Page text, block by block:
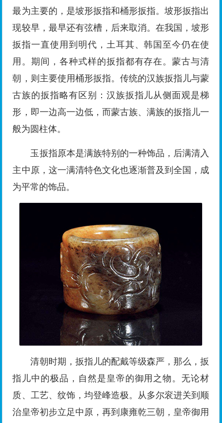
最为主要的，是坡形扳指和桶形扳指。坡形扳指出
现较早，最早还有弦槽，后来取消。在我国，坡形
扳指一直使用到明代，土耳其、韩国至今仍在使
用。期间，各种式样的扳指都有存在。蒙古与清
朝，则主要使用桶形扳指。传统的汉族扳指儿与蒙
古族的扳指略有区别：汉族扳指儿从侧面观是梯
形，即一边高一边低，而蒙古族、满族的扳指儿一
般为圆柱体。
玉扳指原本是满族特别的一种饰品，后满清入
主中原，这一满清特色文化也逐渐普及到全国，成
为平常的饰品。
清朝时期，扳指儿的配戴等级森严，那么，扳
指儿中的极品，自然是皇帝的御用之物。无论材
质、工艺、纹饰，均登峰造极。从多尔衮进关到顺
治皇帝初步立足中原，再到康雍乾三朝，皇帝御用